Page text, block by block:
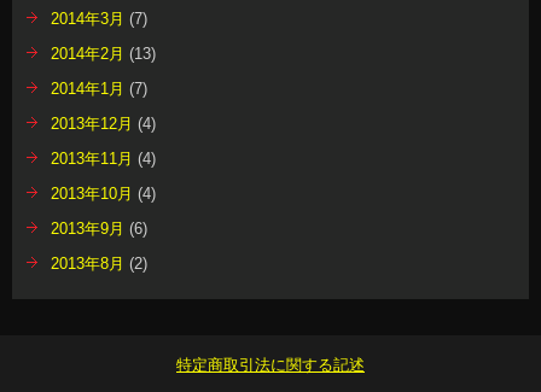
2014年3月 (7)
2014年2月 (13)
2014年1月 (7)
2013年12月 (4)
2013年11月 (4)
2013年10月 (4)
2013年9月 (6)
2013年8月 (2)
特定商取引法に関する記述